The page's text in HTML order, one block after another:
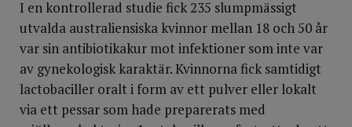
I en kontrollerad studie fick 235 slumpmässigt
utvalda australiensiska kvinnor mellan 18 och 50 år
var sin antibiotikakur mot infektioner som inte var
av gynekologisk karaktär. Kvinnorna fick samtidigt
lactobaciller oralt i form av ett pulver eller lokalt
via ett pessar som hade preparerats med